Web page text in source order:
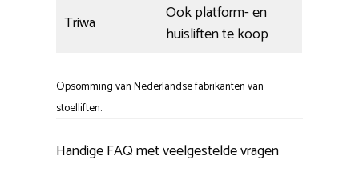
Triwa
Ook platform- en
huisliften te koop
Opsomming van Nederlandse fabrikanten van
stoelliften.
Handige FAQ met veelgestelde vragen